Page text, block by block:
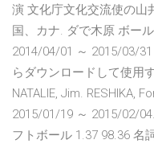
演 文化庁文化交流使の山
国、カナ. ダで木原 ボー
2014/04/01 ～ 2015/03/
らダウンロードして使用
NATALIE, Jim. RESHIKA,
2015/01/19 ～ 2015/02/
フトボール 1.37 98.36 名